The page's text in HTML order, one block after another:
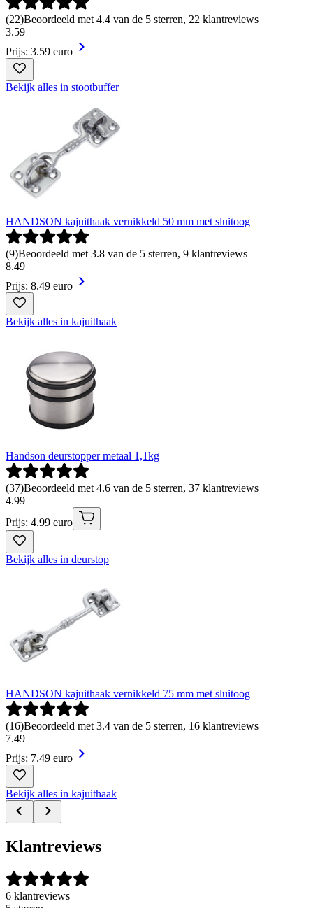
(22)Beoordeeld met 4.4 van de 5 sterren, 22 klantreviews
3.59
Prijs: 3.59 euro
Bekijk alles in stootbuffer
HANDSON kajuithaak vernikkeld 50 mm met sluitoog
(9)Beoordeeld met 3.8 van de 5 sterren, 9 klantreviews
8.49
Prijs: 8.49 euro
Bekijk alles in kajuithaak
Handson deurstopper metaal 1,1kg
(37)Beoordeeld met 4.6 van de 5 sterren, 37 klantreviews
4.99
Prijs: 4.99 euro
Bekijk alles in deurstop
HANDSON kajuithaak vernikkeld 75 mm met sluitoog
(16)Beoordeeld met 3.4 van de 5 sterren, 16 klantreviews
7.49
Prijs: 7.49 euro
Bekijk alles in kajuithaak
Klantreviews
6 klantreviews